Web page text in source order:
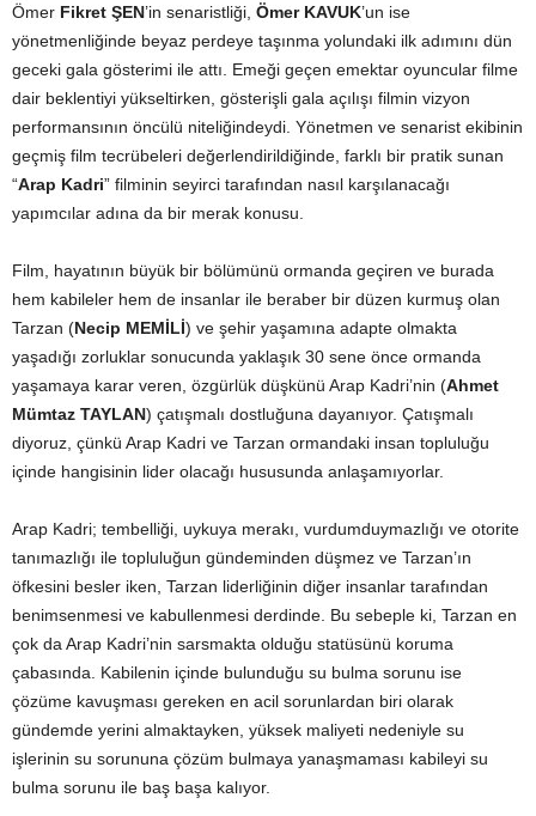
Ömer Fikret ŞEN’in senaristliği, Ömer KAVUK’un ise
yönetmenliğinde beyaz perdeye taşınma yolundaki ilk adımını dün
geceki gala gösterimi ile attı. Emeği geçen emektar oyuncular filme
dair beklentiyi yükseltirken, gösterişli gala açılışı filmin vizyon
performansının öncülü niteliğindeydi. Yönetmen ve senarist ekibinin
geçmiş film tecrübeleri değerlendirildiğinde, farklı bir pratik sunan
“Arap Kadri” filminin seyirci tarafından nasıl karşılanacağı
yapımcılar adına da bir merak konusu.
Film, hayatının büyük bir bölümünü ormanda geçiren ve burada
hem kabileler hem de insanlar ile beraber bir düzen kurmuş olan
Tarzan (Necip MEMİLİ) ve şehir yaşamına adapte olmakta
yaşadığı zorluklar sonucunda yaklaşık 30 sene önce ormanda
yaşamaya karar veren, özgürlük düşkünü Arap Kadri’nin (Ahmet
Mümtaz TAYLAN) çatışmalı dostluğuna dayanıyor. Çatışmalı
diyoruz, çünkü Arap Kadri ve Tarzan ormandaki insan topluluğu
içinde hangisinin lider olacağı hususunda anlaşamıyorlar.
Arap Kadri; tembelliği, uykuya merakı, vurdumduymazlığı ve otorite
tanımazlığı ile topluluğun gündeminden düşmez ve Tarzan’ın
öfkesini besler iken, Tarzan liderliğinin diğer insanlar tarafından
benimsenmesi ve kabullenmesi derdinde. Bu sebeple ki, Tarzan en
çok da Arap Kadri’nin sarsmakta olduğu statüsünü koruma
çabasında. Kabilenin içinde bulunduğu su bulma sorunu ise
çözüme kavuşması gereken en acil sorunlardan biri olarak
gündemde yerini almaktayken, yüksek maliyeti nedeniyle su
işlerinin su sorununa çözüm bulmaya yanaşmaması kabileyi su
bulma sorunu ile baş başa kalıyor.